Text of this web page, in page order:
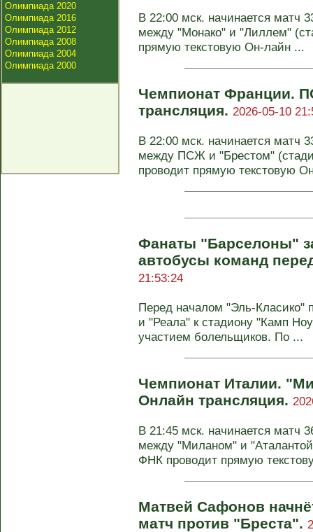
Олимпиада 2020
Олимпиада 2016
Олимпиада 2012
Олимпиада 2008
Олимпиада 2004
Олимпиада 2000
В 22:00 мск. начинается матч
между "Монако" и "Лиллем"
прямую текстовую Он-лайн ...
Чемпионат Франции.
трансляция. 2026-05-10
В 22:00 мск. начинается матч
между ПСЖ и "Брестом"
проводит прямую текстовую
Фанаты "Барселоны"
автобусы команд
21:53:24
Перед началом "Эль-Класико"
и "Реала" к стадиону "Камп
участием болельщиков. По ...
Чемпионат Италии.
Онлайн трансляция.
В 21:45 мск. начинается матч
между "Миланом" и
ФНК проводит прямую
Матвей Сафонов
матч против "Бреста".